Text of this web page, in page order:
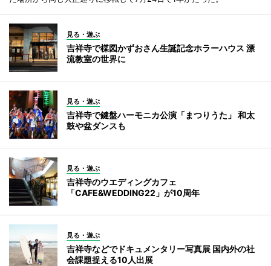
見る・遊ぶ
吉祥寺で楳図かずおさん生誕記念ホラーハウス 漂
流教室の世界に
見る・遊ぶ
吉祥寺で鍵盤ハーモニカ公演「まつりうた」 和太
鼓や盆ダンスも
見る・遊ぶ
吉祥寺のウエディングカフェ
「CAFE&WEDDING22」が10周年
見る・遊ぶ
吉祥寺などでドキュメンタリー写真展 国内外の社
会課題捉える10人出展